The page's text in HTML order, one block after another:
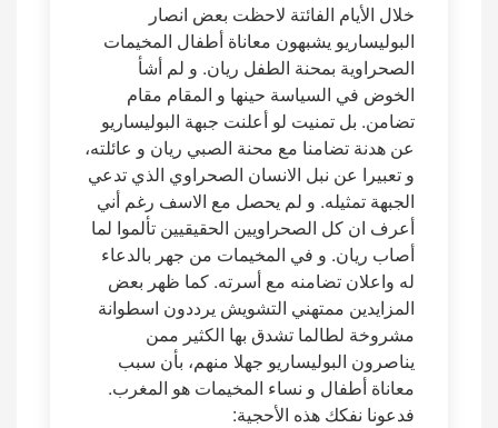
خلال الأيام الفائتة لاحظت بعض انصار
البوليساريو يشبهون معاناة أطفال المخيمات
الصحراوية بمحنة الطفل ريان. و لم أشأ
الخوض في السياسة حينها و المقام مقام
تضامن. بل تمنيت لو أعلنت جبهة البوليساريو
عن هدنة تضامنا مع محنة الصبي ريان و عائلته،
و تعبيرا عن نبل الانسان الصحراوي الذي تدعي
الجبهة تمثيله. و لم يحصل مع الاسف رغم أني
أعرف ان كل الصحراويين الحقيقيين تألموا لما
أصاب ريان. و في المخيمات من جهر بالدعاء
له واعلان تضامنه مع أسرته. كما ظهر بعض
المزايدين ممتهني التشويش يرددون اسطوانة
مشروخة لطالما تشدق بها الكثير ممن
يناصرون البوليساريو جهلا منهم، بأن سبب
معاناة أطفال و نساء المخيمات هو المغرب.
فدعونا نفكك هذه الأحجية: